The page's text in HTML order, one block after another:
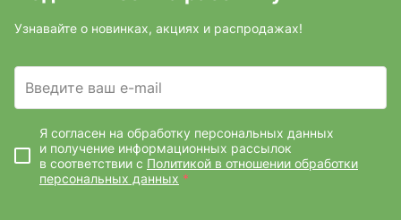
Узнавайте о новинках, акциях и распродажах!
Введите ваш e-mail
Я согласен на обработку персональных данных
и получение информационных рассылок
в соответствии с Политикой в отношении обработки
персональных данных *